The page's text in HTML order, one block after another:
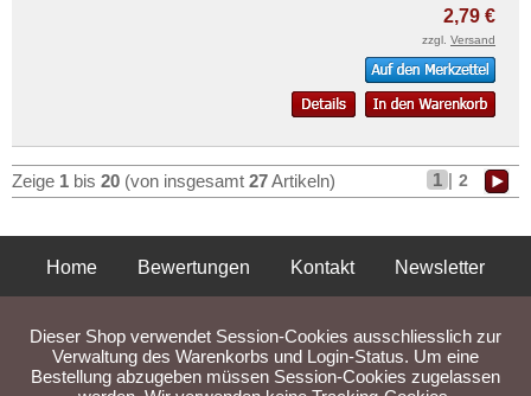
2,79 €
zzgl. Versand
Zeige 1 bis 20 (von insgesamt 27Artikeln) 1 | 2
Home Bewertungen Kontakt
Newsletter
Liefer- und Versandkosten
Dieser Shop verwendet Session-Cookies ausschliesslich zur
Verwaltung des Warenkorbs und Login-Status. Um eine
Bestellung abzugeben müssen Session-Cookies zugelassen